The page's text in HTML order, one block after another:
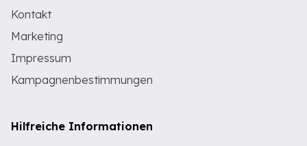
Kontakt
Marketing
Impressum
Kampagnenbestimmungen
Hilfreiche Informationen